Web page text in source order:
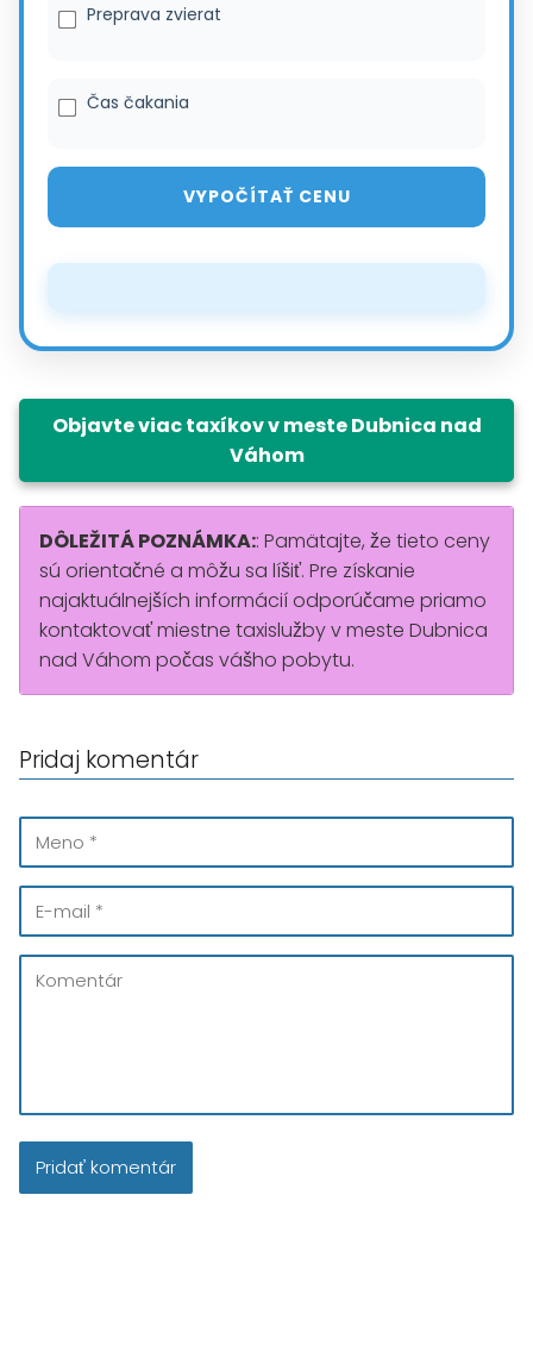
Preprava zvierat
Čas čakania
VYPOČÍTAŤ CENU
Objavte viac taxíkov v meste Dubnica nad
Váhom
DÔLEŽITÁ POZNÁMKA:: Pamätajte, že tieto ceny
sú orientačné a môžu sa líšiť. Pre získanie
najaktuálnejších informácií odporúčame priamo
kontaktovať miestne taxislužby v meste Dubnica
nad Váhom počas vášho pobytu.
Pridaj komentár